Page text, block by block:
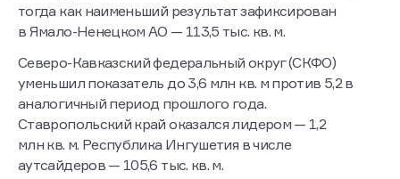
тогда как наименьший результат зафиксирован
в Ямало-Ненецком АО — 113,5 тыс. кв. м.
Северо-Кавказский федеральный округ (СКФО)
уменьшил показатель до 3,6 млн кв. м против 5,2 в
аналогичный период прошлого года.
Ставропольский край оказался лидером — 1,2
млн кв. м. Республика Ингушетия в числе
аутсайдеров — 105,6 тыс. кв. м.